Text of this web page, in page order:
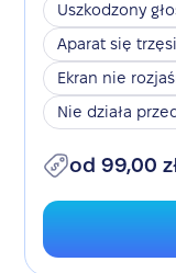
Uszkodzony
Aparat się
Ekran nie
Nie działa
od 99,00